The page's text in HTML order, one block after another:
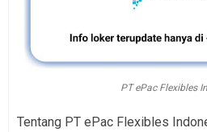
PT ePac Flexibles
Tentang PT ePac Flexibles